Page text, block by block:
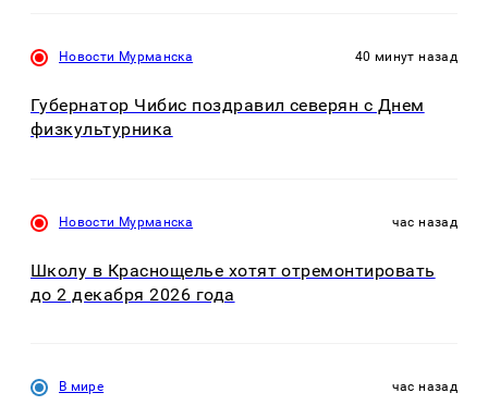
Новости Мурманска 40 минут назад
Губернатор Чибис поздравил северян с Днем
физкультурника
Новости Мурманска час назад
Школу в Краснощелье хотят отремонтировать
до 2 декабря 2026 года
В мире час назад